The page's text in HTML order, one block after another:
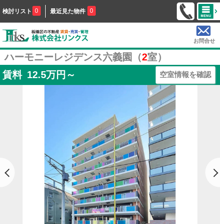
検討リスト 0 最近見た物件 0
お問合せ
ハーモニーレジデンス六義園（2室）
賃料 12.5万円～ 空室情報を確認